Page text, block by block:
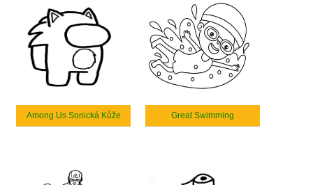
Among Us Sonická Kůže Great Swimming